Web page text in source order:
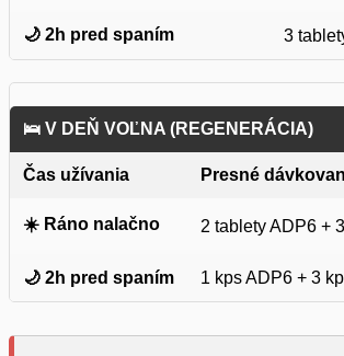
🌙 2h pred spaním 3
🛌 V DEŇ VOĽNA (REGENERÁCIA)
Čas užívania Presné
☀️ Ráno nalačno 2 tablety ADP6 +
🌙 2h pred spaním 1 kps ADP6 + 3